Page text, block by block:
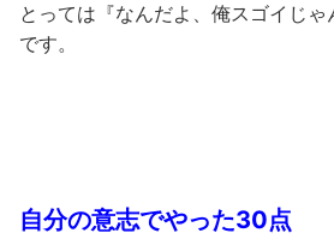
とっては『なんだよ、俺スゴイじ
です。
自分の意志でやった30点